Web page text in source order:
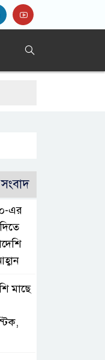
এর
মাছে